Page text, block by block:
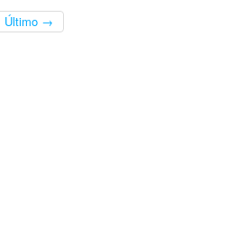
Último →